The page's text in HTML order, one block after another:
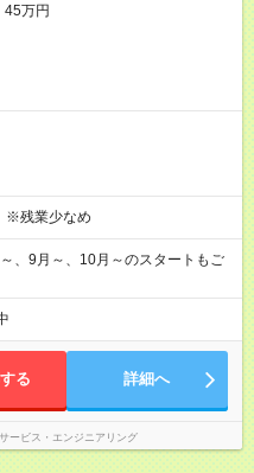
万円
※残業少なめ
、9月～、10月～のスタートもご
る 詳細へ
ービス・エンジニアリング